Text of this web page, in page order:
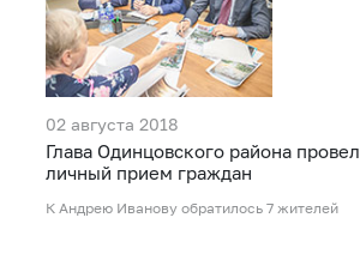
02 августа 2018
Глава Одинцовского района провел
личный прием граждан
К Андрею Иванову обратилось 7 жителей